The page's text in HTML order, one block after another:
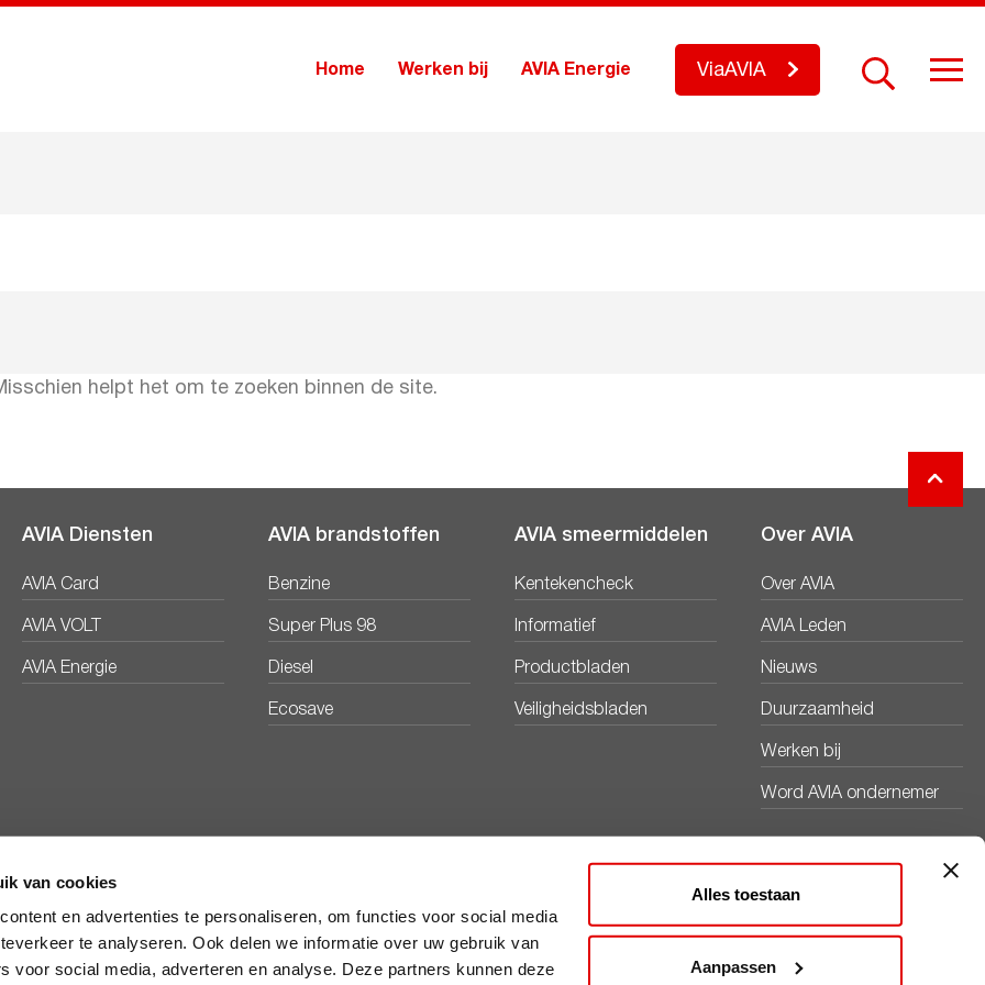
van cookies
en advertenties te personaliseren, om functies voor social media
te analyseren. Ook delen we informatie over uw gebruik van
voor social media, adverteren en analyse. Deze partners kunnen deze
Alles toestaan
Aanpassen
Home Werken bij AVIA Energie ViaAVIA
helpt het om te zoeken binnen de site.
AVIA Diensten
AVIA Card
AVIA VOLT
AVIA Energie
AVIA brandstoffen
Benzine
Super Plus 98
Diesel
Ecosave
AVIA smeermiddelen
Kentekencheck
Informatief
Productbladen
Veiligheidsbladen
Over AVIA
Over AVIA
AVIA Leden
Nieuws
Duurzaamheid
Werken bij
Word AVIA ondernemer
Privacy Cookies